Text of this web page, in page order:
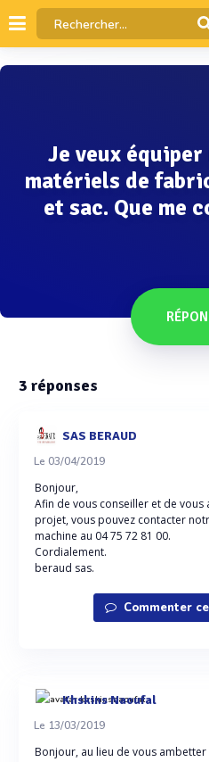
Je veux
matériels de
et sac. Que me
3 réponses
SAS BERAUD
Le 03/04/2019
Bonjour,
Afin de vous conseiller et de
projet, vous pouvez contacter
machine au 04 75 72 81 00.
Cordialement.
beraud sas.
Commenter
Khskins Naoufal
Le 13/03/2019
Bonjour, au lieu de vous